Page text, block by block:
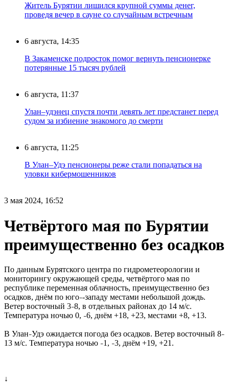
Житель Бурятии лишился крупной суммы денег,
проведя вечер в сауне со случайным встречным
6 августа, 14:35
В Закаменске подросток помог вернуть пенсионерке
потерянные 15 тысяч рублей
6 августа, 11:37
Улан–удэнец спустя почти девять лет предстанет перед
судом за избиение знакомого до смерти
6 августа, 11:25
В Улан–Удэ пенсионеры реже стали попадаться на
уловки кибермошенников
3 мая 2024, 16:52
Четвёртого мая по Бурятии
преимущественно без осадков
По данным Бурятского центра по гидрометеорологии и
мониторингу окружающей среды, четвёртого мая по
республике переменная облачность, преимущественно без
осадков, днём по юго–-западу местами небольшой дождь.
Ветер восточный 3–8, в отдельных районах до 14 м/с.
Температура ночью 0, –6, днём +18, +23, местами +8, +13.
В Улан–Удэ ожидается погода без осадков. Ветер восточный 8–
13 м/с. Температура ночью –1, –3, днём +19, +21.
↓